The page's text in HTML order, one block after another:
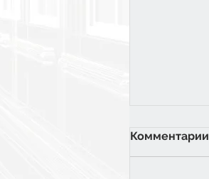
Комментарии